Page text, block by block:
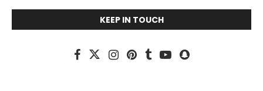
KEEP IN TOUCH